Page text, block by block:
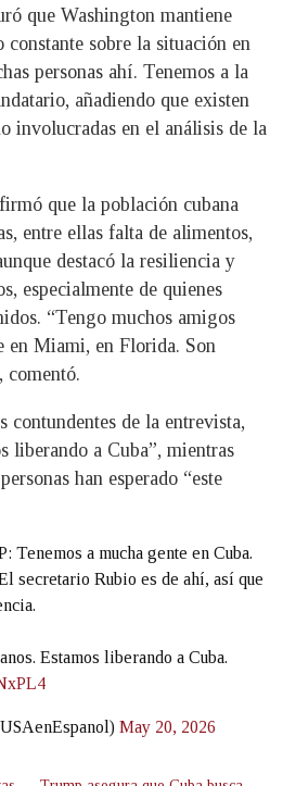
que Washington mantiene
sobre la situación en
personas ahí. Tenemos a la
añadiendo que existen
involucradas en el análisis de la
que la población cubana
entre ellas falta de alimentos,
destacó la resiliencia y
especialmente de quienes
“Tengo muchos amigos
en Miami, en Florida. Son
comentó.
contundentes de la entrevista,
liberando a Cuba”, mientras
han esperado “este
a mucha gente en Cuba.
secretario Rubio es de ahí, así que
Estamos liberando a Cuba.
May 20, 2026